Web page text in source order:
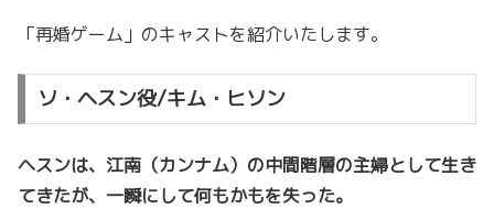
「再婚ゲーム」のキャストを紹介いたします。
ソ・ヘスン役/キム・ヒソン
ヘスンは、江南（カンナム）の中間階層の主婦として生き
てきたが、一瞬にして何もかもを失った。